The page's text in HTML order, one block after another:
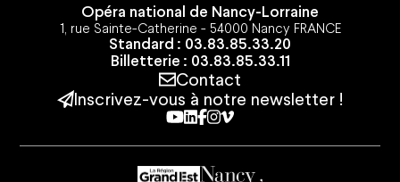
Opéra national de Nancy-Lorraine
1, rue Sainte-Catherine - 54000 Nancy FRANCE
Standard : 03.83.85.33.20
Billetterie : 03.83.85.33.11
Contact
Inscrivez-vous à notre newsletter !
Youtube
Linkedin
Facebook
Instagram
Vimeo
Nous rejoindreEspace Presse